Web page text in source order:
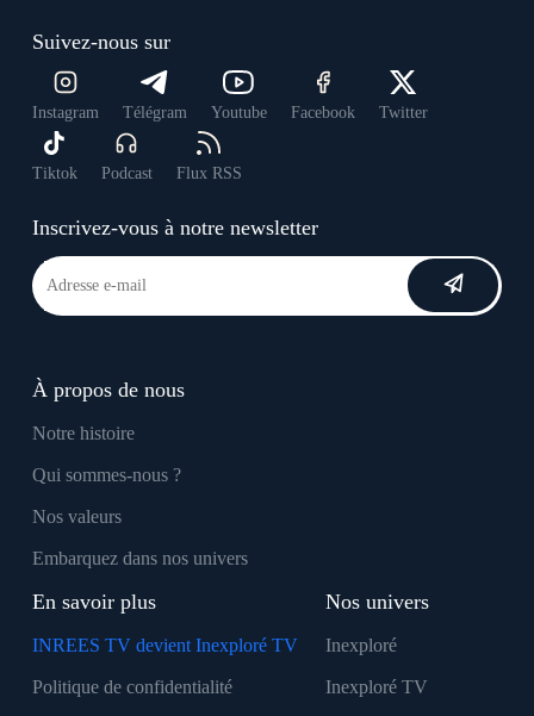
Suivez-nous sur
Instagram Télégram Youtube Facebook Twitter
Tiktok Podcast Flux RSS
Inscrivez-vous à notre newsletter
À propos de nous
Notre histoire
Qui sommes-nous ?
Nos valeurs
Embarquez dans nos univers
En savoir plus
INREES TV devient Inexploré TV
Politique de confidentialité
Nos univers
Inexploré
Inexploré TV